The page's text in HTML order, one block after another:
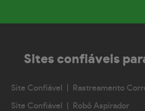
Sites confiáveis
Site Confiável | Rastreamento
Site Confiável | Robô Aspirador